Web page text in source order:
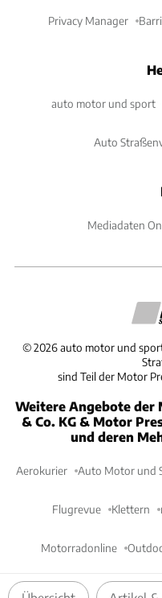
Privacy Manager
auto motor und sport
Auto
Mediadaten
©2026 auto motor und
sind Teil der Motor
Weitere Angebote der
& Co. KG & Motor
und deren
Aerokurier Auto Motor und
Flugrevue Klettern
Motorradonline